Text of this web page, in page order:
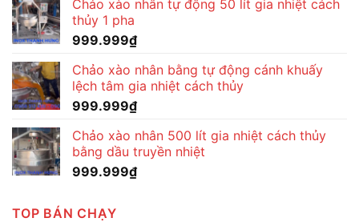
Chảo xào nhân tự động 50 lít gia nhiệt cách
thủy 1 pha
999.999₫
Chảo xào nhân bằng tự động cánh khuấy
lệch tâm gia nhiệt cách thủy
999.999₫
Chảo xào nhân 500 lít gia nhiệt cách thủy
bằng dầu truyền nhiệt
999.999₫
TOP BÁN CHẠY